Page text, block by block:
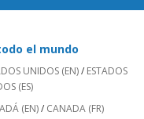
el mundo
UNIDOS (EN)/ ESTADOS
(ES)
(EN)/ CANADA (FR)